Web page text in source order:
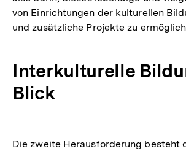
von Einrichtungen der kulturellen
und zusätzliche Projekte zu
Interkulturelle
Blick
Die zweite Herausforderung besteht